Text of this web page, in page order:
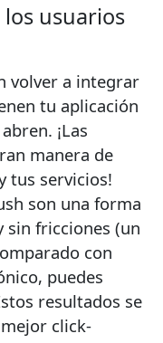
usuarios
volver a integrar
tu aplicación
¡Las
manera de
tus servicios!
son una forma
sin fricciones (un
con
puedes
resultados se
click-